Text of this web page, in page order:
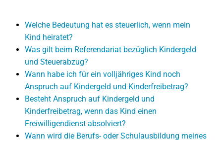
Welche Bedeutung hat es steuerlich, wenn mein
Kind heiratet?
Was gilt beim Referendariat bezüglich Kindergeld
und Steuerabzug?
Wann habe ich für ein volljähriges Kind noch
Anspruch auf Kindergeld und Kinderfreibetrag?
Besteht Anspruch auf Kindergeld und
Kinderfreibetrag, wenn das Kind einen
Freiwilligendienst absolviert?
Wann wird die Berufs- oder Schulausbildung meines